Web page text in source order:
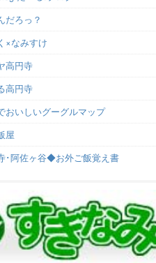
だろっ？
×なみすけ
高円寺
高円寺
おいしいグーグルマップ
屋
･阿佐ヶ谷◆お外ご飯覚え書